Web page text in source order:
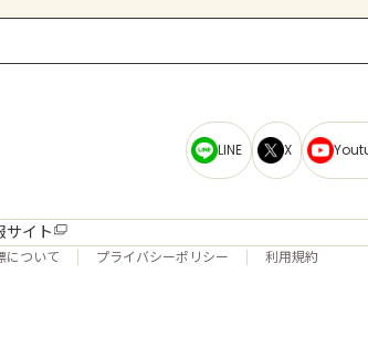
LINE X
サイト
について プライバシーポリシー 利用規約